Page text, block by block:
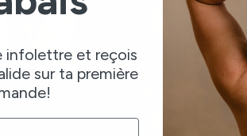
infolettre et reçois
sur ta première